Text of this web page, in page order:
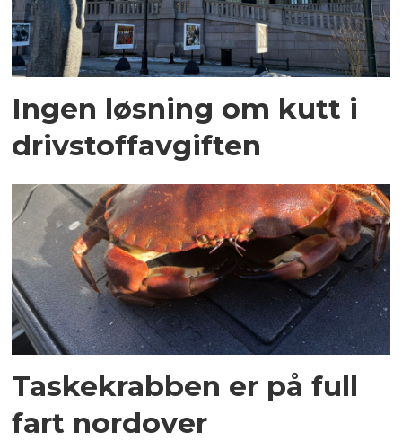
Ingen løsning om kutt i
drivstoffavgiften
Taskekrabben er på full
fart nordover